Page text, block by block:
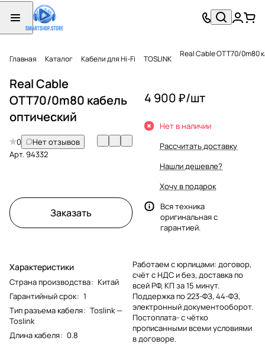
Главная Каталог Кабели для Hi-Fi TOSLINK Real Cable OTT70/0m80
Real Cable
OTT70/0m80 кабель
оптический
0
Нет отзывов
Арт.94332
Заказать
Характеристики
Страна производства: Китай
Гарантийный срок: 1
Тип разъема кабеля: Toslink —
Toslink
Длина кабеля: 0.8
4 900 ₽/шт
Нет в наличии
Рассчитать доставку
Нашли дешевле?
Хочу в подарок
Вся техника
оригинальная с
гарантией.
Работаем с юрлицами: договор,
счёт с НДС и без, доставка по
всей РФ, КП за 15 минут.
Поддержка по 223-ФЗ, 44-ФЗ,
электронный документооборот.
Постоплата- с чётко
прописанными всеми условиями
в договоре.